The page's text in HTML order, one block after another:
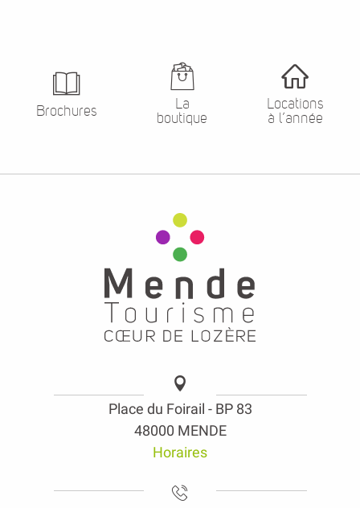
Brochures
La
boutique
Locations
à l’année
Place du Foirail - BP 83
48000 MENDE
Horaires